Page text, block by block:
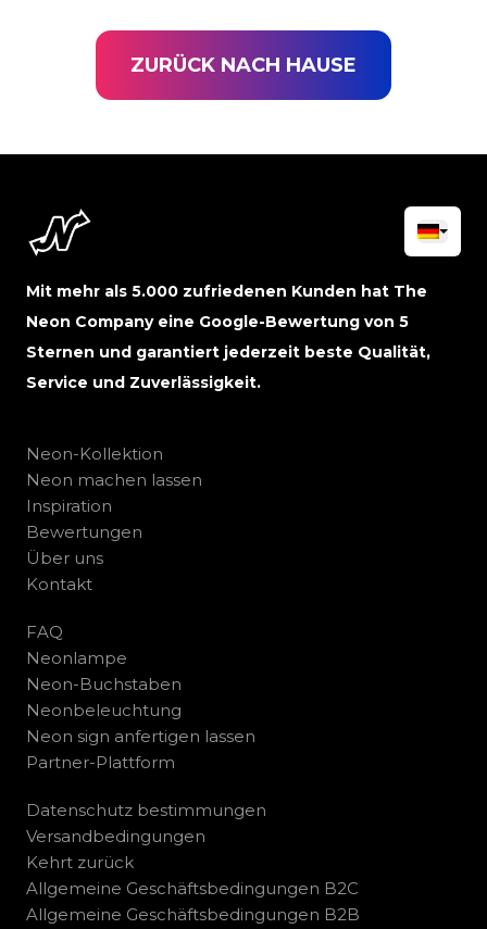
ZURÜCK NACH HAUSE
Mit mehr als 5.000 zufriedenen Kunden hat The
Neon Company eine Google-Bewertung von 5
Sternen und garantiert jederzeit beste Qualität,
Service und Zuverlässigkeit.
Neon-Kollektion
Neon machen lassen
Inspiration
Bewertungen
Über uns
Kontakt
FAQ
Neonlampe
Neon-Buchstaben
Neonbeleuchtung
Neon sign anfertigen lassen
Partner-Plattform
Datenschutz bestimmungen
Versandbedingungen
Kehrt zurück
Allgemeine Geschäftsbedingungen B2C
Allgemeine Geschäftsbedingungen B2B